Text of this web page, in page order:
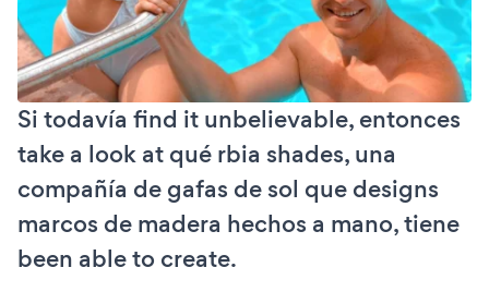
Si todavía find it unbelievable, entonces
take a look at qué rbia shades, una
compañía de gafas de sol que designs
marcos de madera hechos a mano, tiene
been able to create.